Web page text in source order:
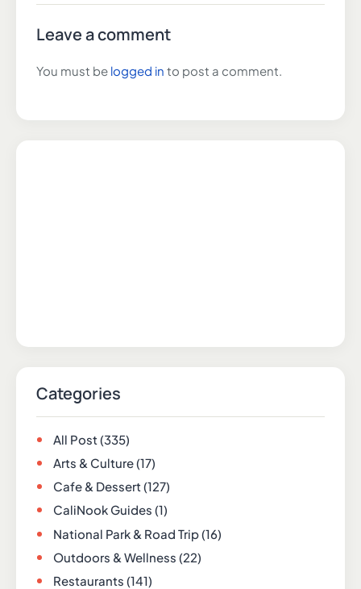
Leave a comment
You must be logged in to post a comment.
Categories
All Post(335)
Arts & Culture(17)
Cafe & Dessert(127)
CaliNook Guides (1)
National Park & Road Trip(16)
Outdoors & Wellness (22)
Restaurants (141)